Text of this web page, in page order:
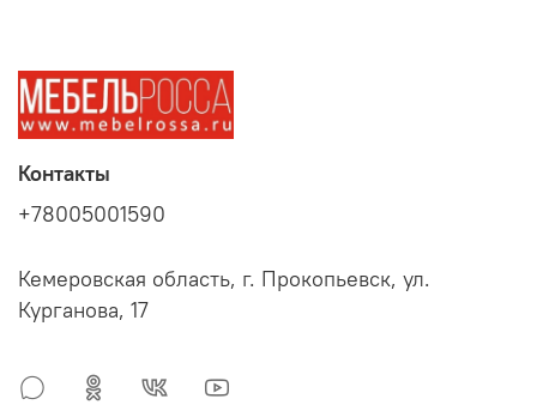
Контакты
+78005001590
Кемеровская область, г. Прокопьевск, ул.
Курганова, 17